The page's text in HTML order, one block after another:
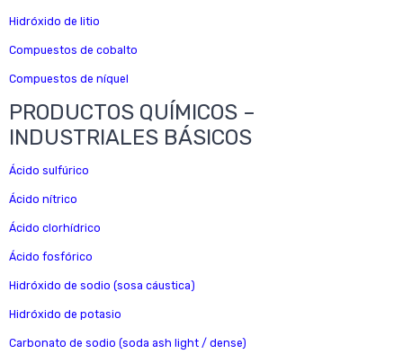
Hidróxido de litio
Compuestos de cobalto
Compuestos de níquel
PRODUCTOS QUÍMICOS –
INDUSTRIALES BÁSICOS
Ácido sulfúrico
Ácido nítrico
Ácido clorhídrico
Ácido fosfórico
Hidróxido de sodio (sosa cáustica)
Hidróxido de potasio
Carbonato de sodio (soda ash light / dense)